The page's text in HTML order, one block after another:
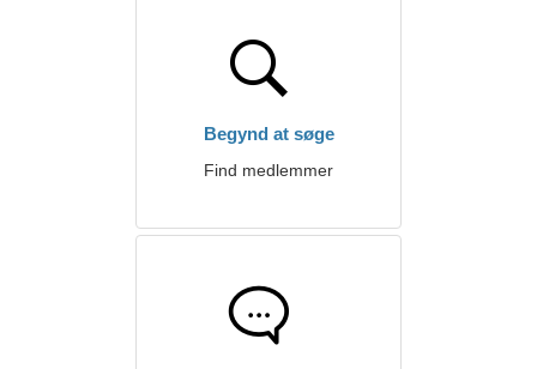
Begynd at søge
Find medlemmer